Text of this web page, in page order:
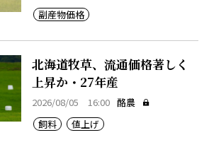
副産物価格
北海道牧草、流通価格著しく
上昇か・27年産
2026/08/05 16:00 酪農
飼料
値上げ